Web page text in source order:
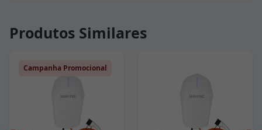
Produtos Similares
Campanha Promocional